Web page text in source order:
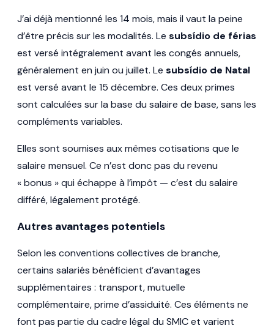
J’ai déjà mentionné les 14 mois, mais il vaut la peine
d’être précis sur les modalités. Le subsídio de férias
est versé intégralement avant les congés annuels,
généralement en juin ou juillet. Le subsídio de Natal
est versé avant le 15 décembre. Ces deux primes
sont calculées sur la base du salaire de base, sans les
compléments variables.
Elles sont soumises aux mêmes cotisations que le
salaire mensuel. Ce n’est donc pas du revenu
« bonus » qui échappe à l’impôt — c’est du salaire
différé, légalement protégé.
Autres avantages potentiels
Selon les conventions collectives de branche,
certains salariés bénéficient d’avantages
supplémentaires : transport, mutuelle
complémentaire, prime d’assiduité. Ces éléments ne
font pas partie du cadre légal du SMIC et varient